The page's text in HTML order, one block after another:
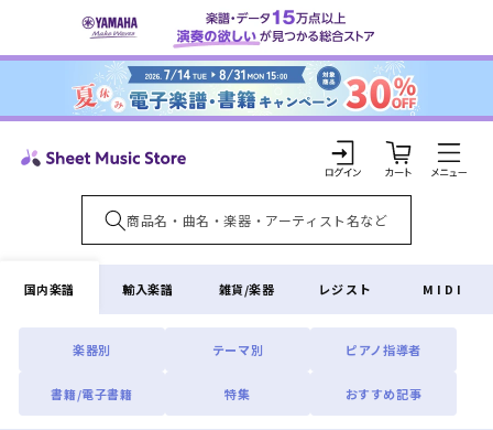
ンツに
ロ
グ
イ
ン
カ
ー
ト
国内楽譜
楽器別 テーマ別 ピアノ指導者
書籍/電子書籍 特集 おすすめ記事
輸入楽譜 雑貨/楽器 レジスト MIDI